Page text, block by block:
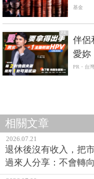
債更
基金
PR
伴侶
愛妳
PR・台
相關文章
2026.07.21
退休後沒有收入，把
過來人分享：不會轉